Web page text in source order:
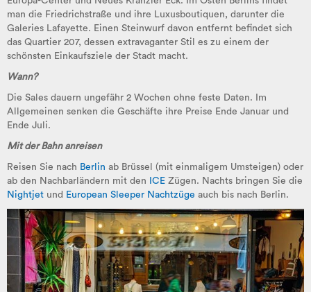
man die Friedrichstraße und ihre Luxusboutiquen, darunter die
Galeries Lafayette. Einen Steinwurf davon entfernt befindet sich
das Quartier 207, dessen extravaganter Stil es zu einem der
schönsten Einkaufsziele der Stadt macht.
Wann?
Die Sales dauern ungefähr 2 Wochen ohne feste Daten. Im
Allgemeinen senken die Geschäfte ihre Preise Ende Januar und
Ende Juli.
Mit der Bahn anreisen
Reisen Sie nach Berlin ab Brüssel (mit einmaligem Umsteigen) oder
ab den Nachbarländern mit den
ICE Zügen. Nachts bringen Sie die
Nightjet und European Sleeper Nachtzüge auch bis nach Berlin.